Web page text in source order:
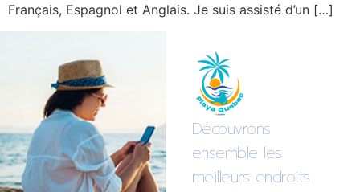
Français, Espagnol et Anglais. Je suis assisté d’un […]
Découvrons
ensemble les
meilleurs endroits